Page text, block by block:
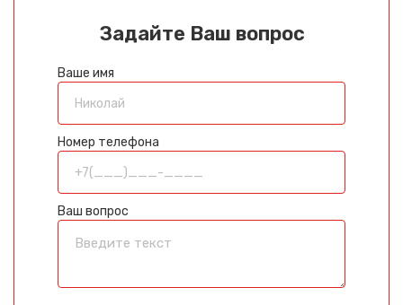
Задайте Ваш вопрос
Ваше имя
Номер телефона
Ваш вопрос